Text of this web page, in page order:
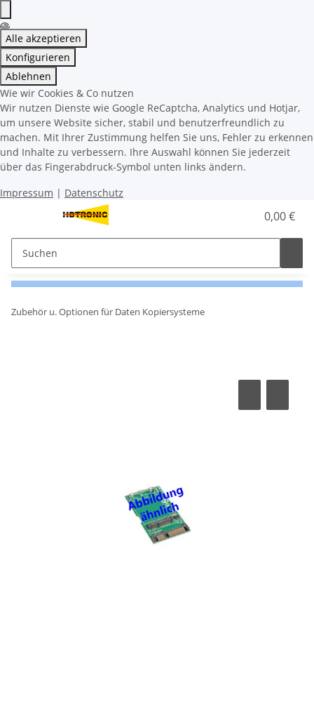
Alle akzeptieren
Konfigurieren
Ablehnen
Wie wir Cookies & Co nutzen
Wir nutzen Dienste wie Google ReCaptcha, Analytics und Hotjar,
um unsere Website sicher, stabil und benutzerfreundlich zu
machen. Mit Ihrer Zustimmung helfen Sie uns, Fehler zu erkennen
und Inhalte zu verbessern. Ihre Auswahl können Sie jederzeit
über das Fingerabdruck-Symbol unten links ändern.
Impressum | Datenschutz
0,00 €
Zubehör u. Optionen für Daten Kopiersysteme